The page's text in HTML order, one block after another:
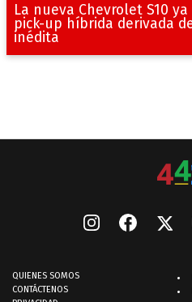
La nueva Chevrolet S10
pick-up híbrida derivada
inédita
QUIENES SOMOS
CONTÁCTENOS